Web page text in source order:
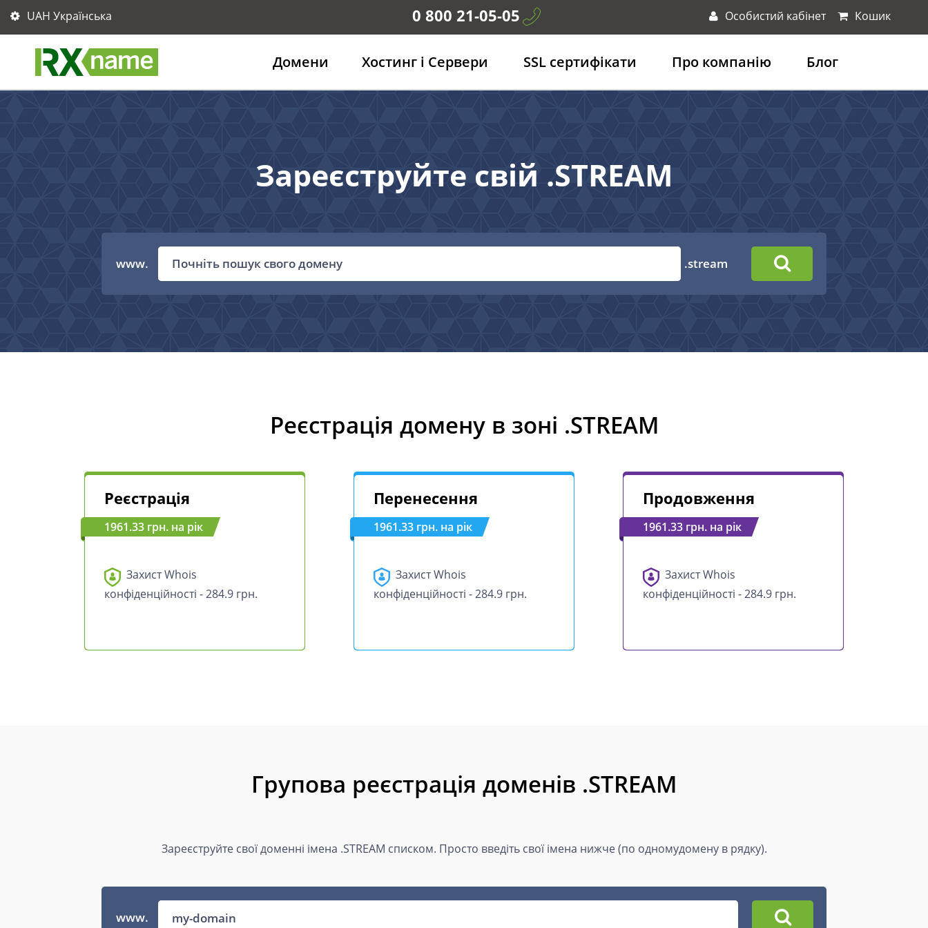
UAH Українська 0 800 21-05-05 Особистий кабінет Кошик
Домени Хостинг і Сервери SSL сертифікати Про компанію Блог
Зареєструйте свій .STREAM
www. .stream
Реєстрація домену в зоні .STREAM
Реєстрація
1961.33 грн. на рік
Захист Whois
конфіденційності - 284.9 грн.
Перенесення
1961.33 грн. на рік
Захист Whois
конфіденційності - 284.9 грн.
Продовження
1961.33 грн. на рік
Захист Whois
конфіденційності - 284.9 грн.
Групова реєстрація доменів .STREAM
Зареєструйте свої доменні імена .STREAM списком. Просто введіть свої імена нижче (по одномудомену в рядку).
www.